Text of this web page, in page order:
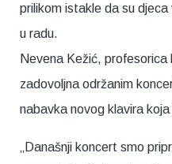
prilikom istakle da su
u radu.
Nevena Kežić,
zadovoljna održanim
nabavka novog klavira
„Današnji koncert smo